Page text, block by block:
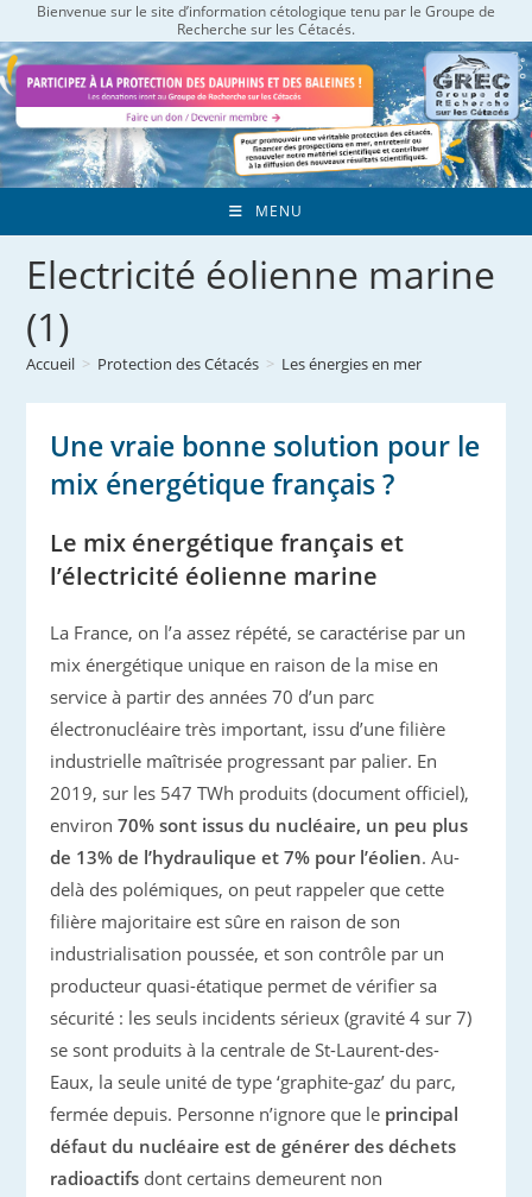
to
content
Bienvenue sur le site d’information cétologique tenu par le Groupe de
Recherche sur les Cétacés.
MENU
Electricité éolienne marine
(1)
Accueil > Protection des Cétacés > Les énergies en mer
Une vraie bonne solution pour le
mix énergétique français ?
Le mix énergétique français et
l’électricité éolienne marine
La France, on l’a assez répété, se caractérise par un
mix énergétique unique en raison de la mise en
service à partir des années 70 d’un parc
électronucléaire très important, issu d’une filière
industrielle maîtrisée progressant par palier. En
2019, sur les 547 TWh produits (document officiel),
environ70% sont issus du nucléaire, un peu plus
de 13% de l’hydraulique et 7% pour l’éolien. Au-
delà des polémiques, on peut rappeler que cette
filière majoritaire est sûre en raison de son
industrialisation poussée, et son contrôle par un
producteur quasi-étatique permet de vérifier sa
sécurité : les seuls incidents sérieux (gravité 4 sur 7)
se sont produits à la centrale de St-Laurent-des-
Eaux, la seule unité de type ‘graphite-gaz’ du parc,
fermée depuis. Personne n’ignore que le principal
défaut du nucléaire est de générer des déchets
radioactifs dont certains demeurent non